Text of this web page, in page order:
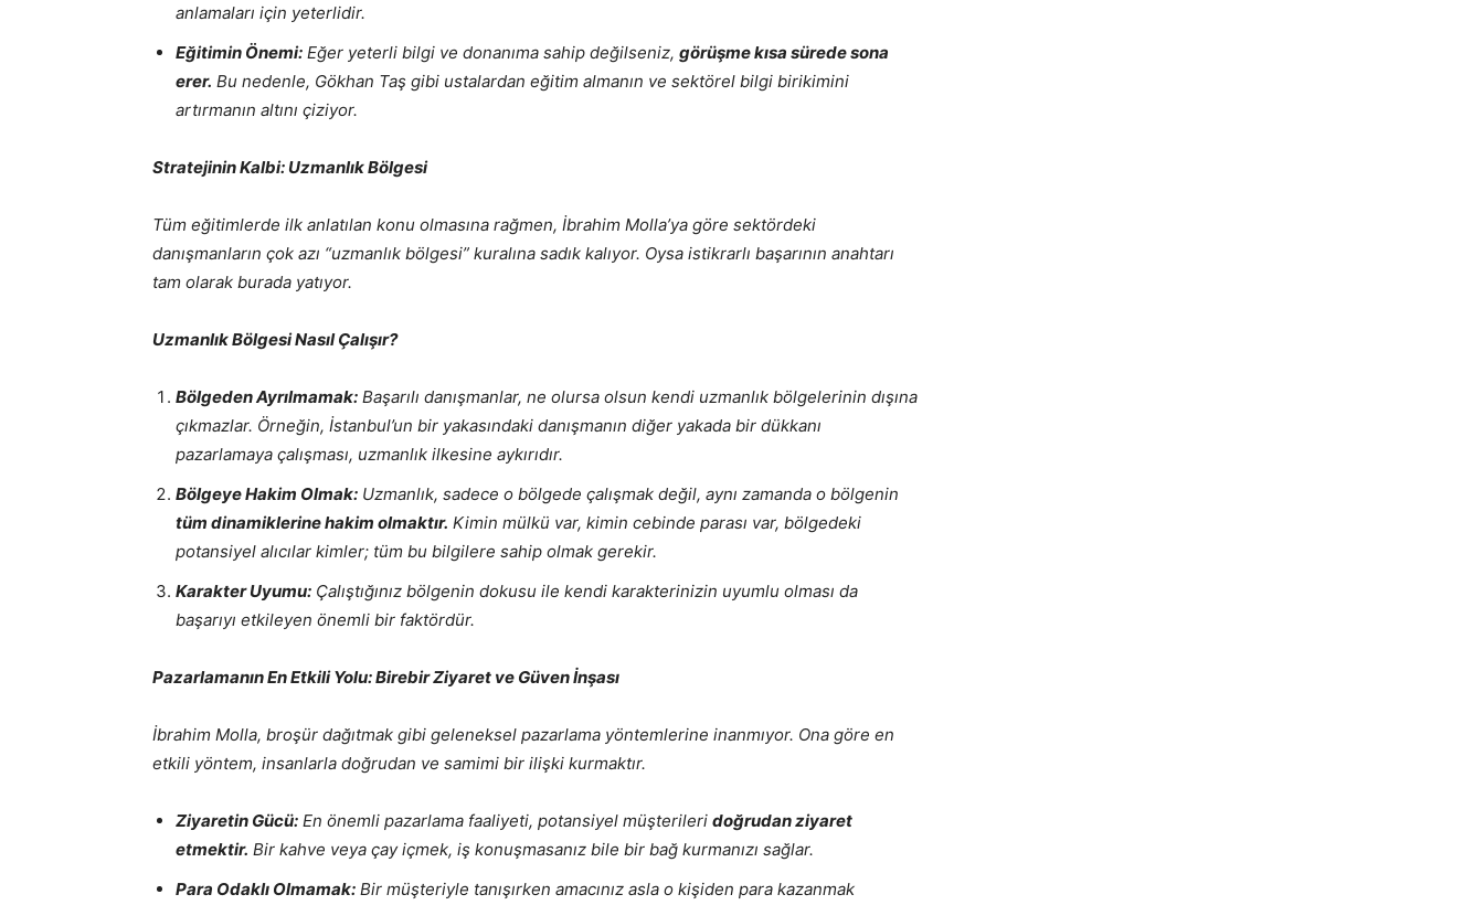
anlamaları için yeterlidir.
Eğitimin Önemi: Eğer yeterli bilgi ve donanıma sahip değilseniz, görüşme kısa sürede sona
erer. Bu nedenle, Gökhan Taş gibi ustalardan eğitim almanın ve sektörel bilgi birikimini
artırmanın altını çiziyor.
Stratejinin Kalbi: Uzmanlık Bölgesi
Tüm eğitimlerde ilk anlatılan konu olmasına rağmen, İbrahim Molla’ya göre sektördeki
danışmanların çok azı “uzmanlık bölgesi” kuralına sadık kalıyor. Oysa istikrarlı başarının anahtarı
tam olarak burada yatıyor.
Uzmanlık Bölgesi Nasıl Çalışır?
Bölgeden Ayrılmamak: Başarılı danışmanlar, ne olursa olsun kendi uzmanlık bölgelerinin dışına
çıkmazlar. Örneğin, İstanbul’un bir yakasındaki danışmanın diğer yakada bir dükkanı
pazarlamaya çalışması, uzmanlık ilkesine aykırıdır.
Bölgeye Hakim Olmak: Uzmanlık, sadece o bölgede çalışmak değil, aynı zamanda o bölgenin
tüm dinamiklerine hakim olmaktır. Kimin mülkü var, kimin cebinde parası var, bölgedeki
potansiyel alıcılar kimler; tüm bu bilgilere sahip olmak gerekir.
Karakter Uyumu: Çalıştığınız bölgenin dokusu ile kendi karakterinizin uyumlu olması da
başarıyı etkileyen önemli bir faktördür.
Pazarlamanın En Etkili Yolu: Birebir Ziyaret ve Güven İnşası
İbrahim Molla, broşür dağıtmak gibi geleneksel pazarlama yöntemlerine inanmıyor. Ona göre en
etkili yöntem, insanlarla doğrudan ve samimi bir ilişki kurmaktır.
Ziyaretin Gücü: En önemli pazarlama faaliyeti, potansiyel müşterileri doğrudan ziyaret
etmektir. Bir kahve veya çay içmek, iş konuşmasanız bile bir bağ kurmanızı sağlar.
Para Odaklı Olmamak: Bir müşteriyle tanışırken amacınız asla o kişiden para kazanmak